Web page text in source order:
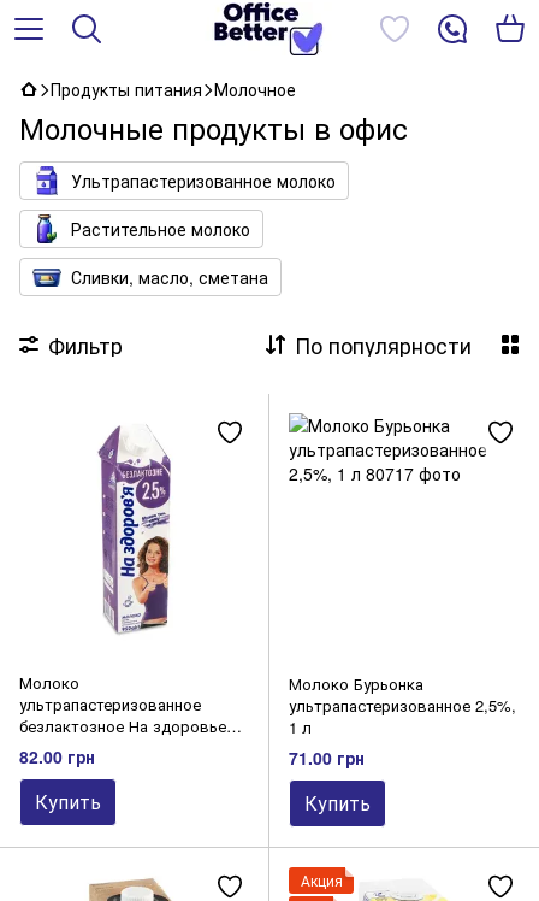
Продукты питания Молочное
Молочные продукты в офис
Ультрапастеризованное молоко
Растительное молоко
Сливки, масло, сметана
Фильтр По популярности
Молоко
ультрапастеризованное
безлактозное На здоровье
2,5%, 950 г
82.00 грн
Купить
Молоко Бурьонка
ультрапастеризованное 2,5%,
1 л
71.00 грн
Купить
Акция